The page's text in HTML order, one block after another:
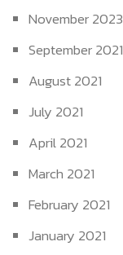
November 2023
September 2021
August 2021
July 2021
April 2021
March 2021
February 2021
January 2021